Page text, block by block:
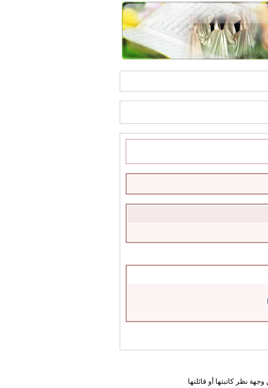
نظر كاتبتها أو قائلتها